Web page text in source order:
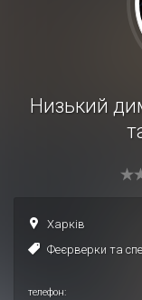
Низький
Харків
Феєрверки та
телефон: